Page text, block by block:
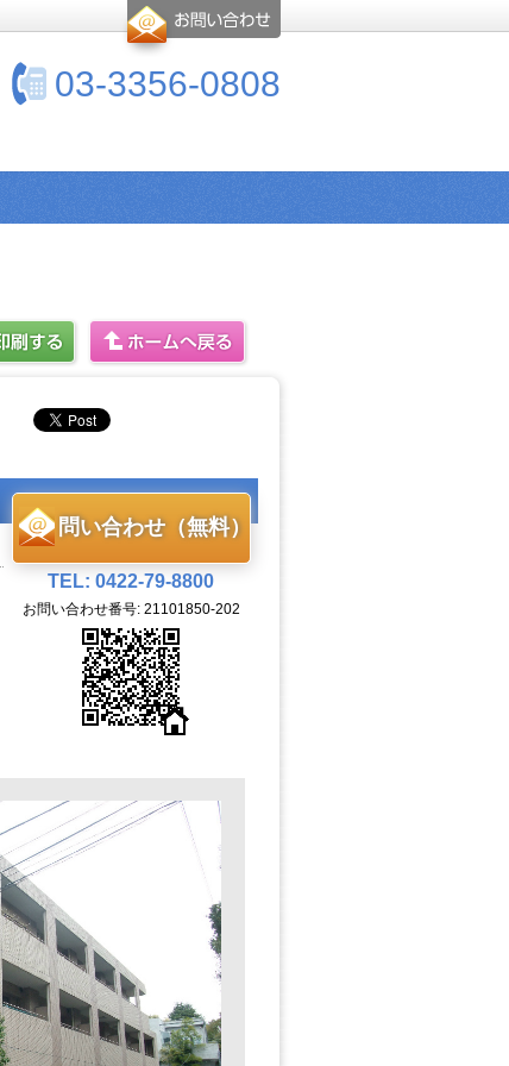
03-3356-0808
高優賃とは
問い合わせ（無料）
TEL: 0422-79-8800
お問い合わせ番号: 21101850-202